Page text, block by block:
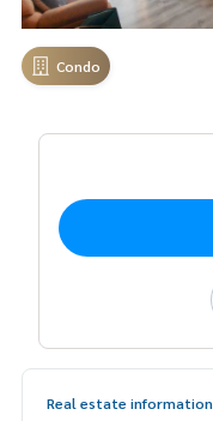
Condo
Real estate information